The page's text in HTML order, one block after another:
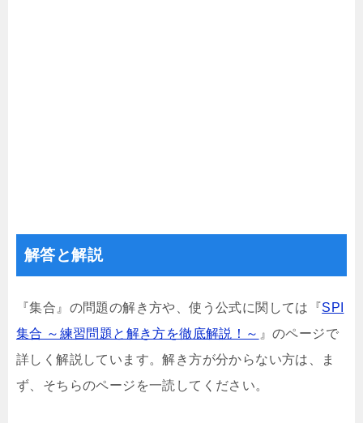
解答と解説
『集合』の問題の解き方や、使う公式に関しては『SPI
集合 ～練習問題と解き方を徹底解説！～ 』のページで
詳しく解説しています。解き方が分からない方は、ま
ず、そちらのページを一読してください。